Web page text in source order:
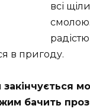
всі
смолою.
радістю
в пригоду.
закінчується
бачить